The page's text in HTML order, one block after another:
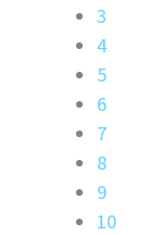
3
4
5
6
7
8
9
10